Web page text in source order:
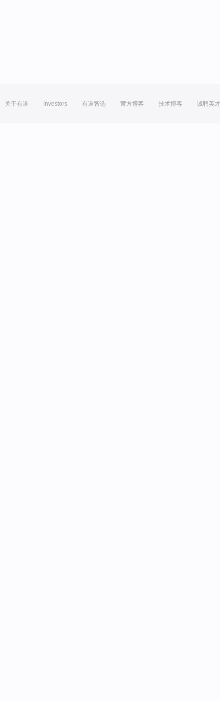
关于有道 Investors 有道智选 官方博客 技术博客 诚聘英才